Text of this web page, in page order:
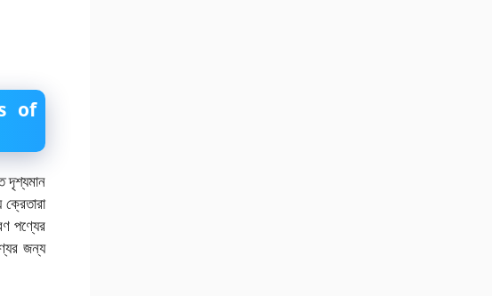
of
দৃশ্যমান
পণ্যের
জন্য